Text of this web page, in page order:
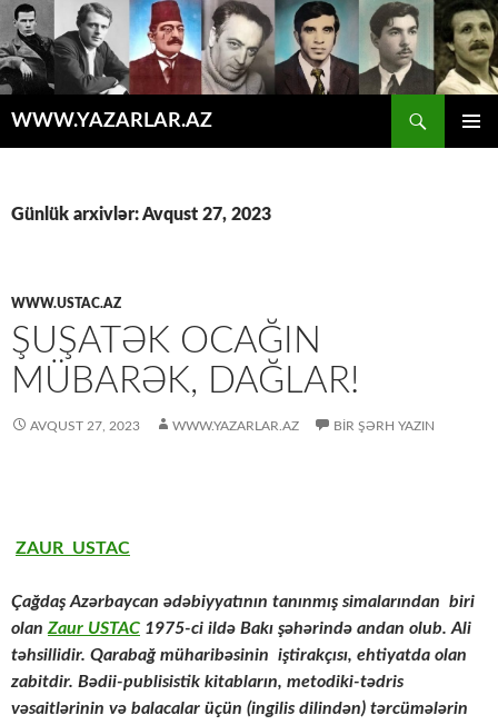
WWW.YAZARLAR.AZ
Günlük arxivlər: Avqust 27, 2023
WWW.USTAC.AZ
ŞUŞATƏK OCAĞIN
MÜBARƏK, DAĞLAR!
AVQUST 27, 2023 WWW.YAZARLAR.AZ BIR ŞƏRH YAZIN
ZAUR USTAC
Çağdaş Azərbaycan ədəbiyyatının tanınmış simalarından biri
olanZaur USTAC 1975-ci ildə Bakı şəhərində andan olub. Ali
təhsillidir. Qarabağ müharibəsinin iştirakçısı, ehtiyatda olan
zabitdir. Bədii-publisistik kitabların, metodiki-tədris
vəsaitlərinin və balacalar üçün (ingilis dilindən) tərcümələrin